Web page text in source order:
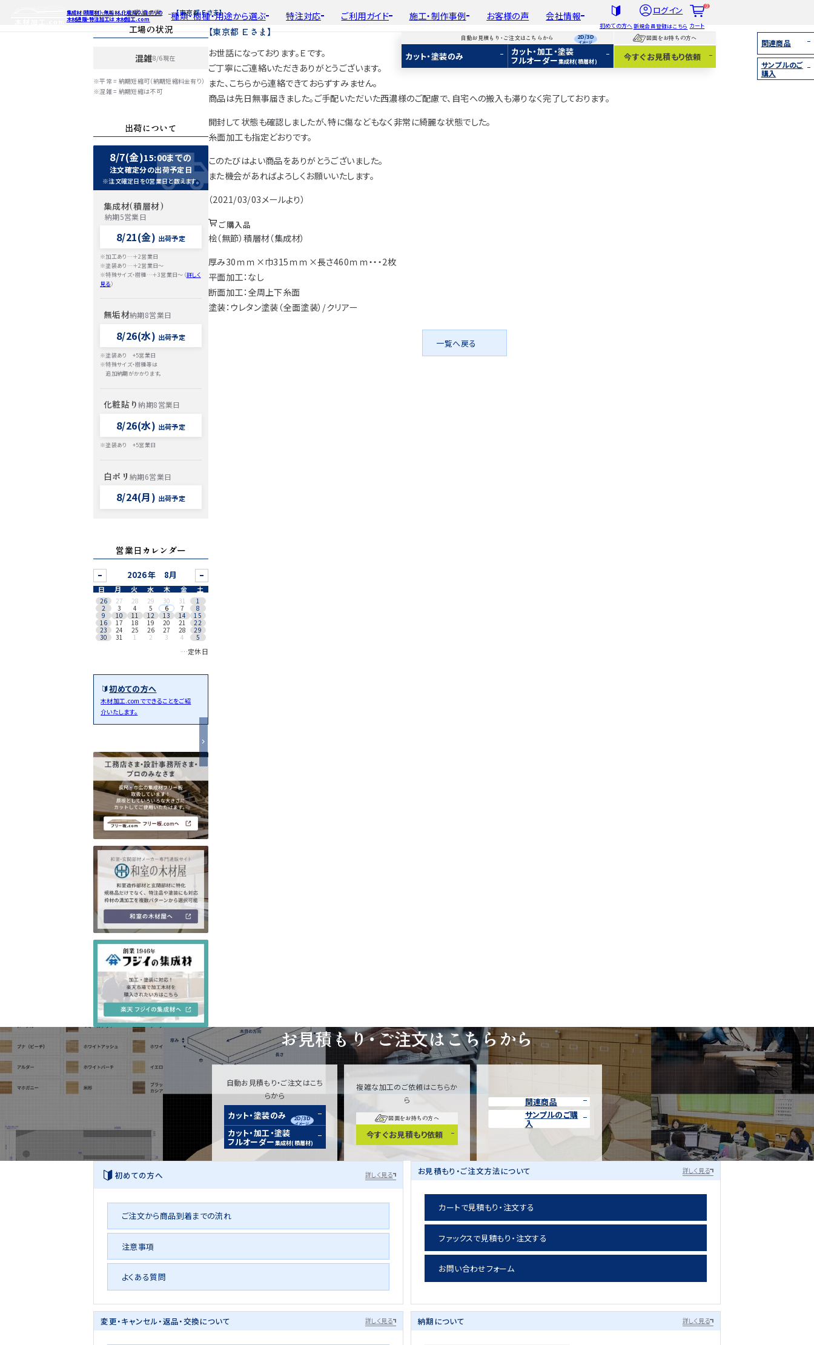
集成材（積層材）、無垢材、化粧貼り、白ポリの
木材通販・特注加工は 木材加工.com
種類・樹種・用途から選ぶ
種類・樹種・用途から選ぶChoose by Type and Purpose
カット・加工・塗装
フルオーダー集成材(積層材)
今すぐお見積もり依頼
サンプルのご購入
種類から選ぶ
用途などから選ぶ
取扱木材と選び方
集成材（積層材）
特注対応
特注対応Processing
カット・加工・塗装
フルオーダー集成材(積層材)
今すぐお見積もり依頼
関連商品
サンプルのご購入
断面加工
表面仕上
塗装
製作工程とこだわり
ご利用ガイド
ご利用ガイドGuide
カット・加工・塗装
フルオーダー集成材(積層材)
今すぐお見積もり依頼
サンプルのご購入
初めての方へ
ご注文から商品到着までの流れ
お見積もり・ご注文方法について
変更・キャンセル・返品・交換について
送料について
施工・制作事例
施工・制作事例Production Example
カット・加工・塗装
今すぐお見積もり依頼
工場製作事例
カウンター・天板
テーブル・机
お客様の声 会社情報
会社概要
初めての方へ
ログイン
新規会員登録はこちら カート
0
自動お見積もり・ご注文はこちらから
カット・塗装のみ カット・加工・塗装
フルオーダー集成材(積層材)
2D/3D
イメージ
図面をお持ちの方へ
今すぐお見積もり依頼
ホーム お客様の声 【東京都 Ｅさま】
関連商品
サンプルのご
購入
【東京都 Ｅさま】
お世話になっております。Ｅです。
ご丁寧にご連絡いただきありがとうございます。
また、こちらから連絡できておらずすみません。
商品は先日無事届きました。ご手配いただいた西濃様のご配慮で、自宅への搬入も滞りなく完了しております。
開封して状態も確認しましたが、特に傷などもなく非常に綺麗な状態でした。
糸面加工も指定どおりです。
このたびはよい商品をありがとうございました。
また機会があればよろしくお願いいたします。
（2021/03/03メールより）
ご購入品
桧（無節）積層材（集成材）
厚み30ｍｍ×巾315ｍｍ×長さ460ｍｍ・・・2枚
平面加工：なし
断面加工：全周上下糸面
塗装：ウレタン塗装（全面塗装）/クリアー
一覧へ戻る
工場の状況
混雑8/6現在
※平常 = 納期短縮可（納期短縮料金有り）
※混雑 = 納期短縮は不可
出荷について
8/7(金)15:00までの
注文確定分の出荷予定日
※注文確定日を0営業日と数えます。
集成材(積層材)
納期5営業日
8/21(金) 出荷予定
※加工あり…＋2営業日
※塗装あり…＋2営業日～
※特殊サイズ・樹種…＋3営業日～（詳しく
見る）
無垢材納期8営業日
8/26(水) 出荷予定
※塗装あり +5営業日
※特殊サイズ・樹種等は
追加納期がかかります。
化粧貼り納期8営業日
8/26(水) 出荷予定
※塗装あり +5営業日
白ポリ納期6営業日
8/24(月) 出荷予定
営業日カレンダー
8月
日 月 火 水 木 金 土
26 27 28 29 30 31
1
2
3 4 5 6 7
8
9
10 11 12 13 14
15
16
17 18 19 20 21
22
23
24 25 26 27 28
29
30
31 1 2 3 4 5
…定休日
初めての方へ
木材加工.comでできることをご紹
介いたします。
お見積もり・ご注文はこちらから
自動お見積もり・ご注文はこち
らから
カット・塗装のみ
カット・加工・塗装
フルオーダー集成材(積層材)
2D/3D
イメージ
複雑な加工のご依頼はこちらか
ら
図面をお持ちの方へ
今すぐお見積もり依頼
関連商品
サンプルのご購
入
初めての方へ 詳しく見る
ご注文から商品到着までの流れ
注意事項
よくある質問
お見積もり・ご注文方法について 詳しく見る
カートで見積もり・注文する
ファックスで見積もり・注文する
お問い合わせフォーム
変更・キャンセル・返品・交換について 詳しく見る 納期について 詳しく見る